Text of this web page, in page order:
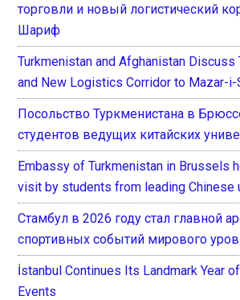
торговли и новый логистический
Шариф
Turkmenistan and Afghanistan Discuss
and New Logistics Corridor to Mazar-i-
Посольство Туркменистана в
студентов ведущих китайских
Embassy of Turkmenistan in Brussels
visit by students from leading Chinese
Стамбул в 2026 году стал главной
спортивных событий мирового
İstanbul Continues Its Landmark Year
Events